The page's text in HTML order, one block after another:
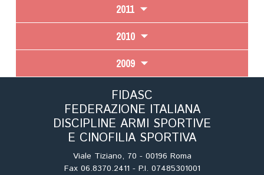
2011
2010
2009
FIDASC
FEDERAZIONE ITALIANA
DISCIPLINE ARMI SPORTIVE
E CINOFILIA SPORTIVA
Viale Tiziano, 70 - 00196 Roma
Fax 06.8370.2411 - P.I. 07485301001